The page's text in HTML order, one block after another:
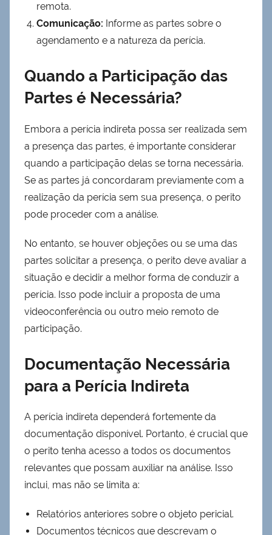
remota.
Comunicação: Informe as partes sobre o
agendamento e a natureza da perícia.
Quando a Participação das
Partes é Necessária?
Embora a perícia indireta possa ser realizada sem
a presença das partes, é importante considerar
quando a participação delas se torna necessária.
Se as partes já concordaram previamente com a
realização da perícia sem sua presença, o perito
pode proceder com a análise.
No entanto, se houver objeções ou se uma das
partes solicitar a presença, o perito deve avaliar a
situação e decidir a melhor forma de conduzir a
perícia. Isso pode incluir a proposta de uma
videoconferência ou outro meio remoto de
participação.
Documentação Necessária
para a Perícia Indireta
A perícia indireta dependerá fortemente da
documentação disponível. Portanto, é crucial que
o perito tenha acesso a todos os documentos
relevantes que possam auxiliar na análise. Isso
inclui, mas não se limita a:
Relatórios anteriores sobre o objeto pericial.
Documentos técnicos que descrevam o